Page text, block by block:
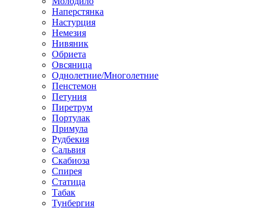
Наперстянка
Настурция
Немезия
Нивяник
Обриета
Овсяница
Однолетние/Многолетние
Пенстемон
Петуния
Пиретрум
Портулак
Примула
Рудбекия
Сальвия
Скабиоза
Спирея
Статица
Табак
Тунбергия